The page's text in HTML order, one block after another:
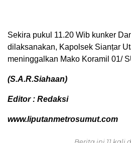
Sekira pukul 11.20 Wib kunker
dilaksanakan, Kapolsek Sianțar
meninggalkan Mako Koramil 01/
(S.A.R.Siahaan)
Editor : Redaksi
www.liputanmetrosumut.com